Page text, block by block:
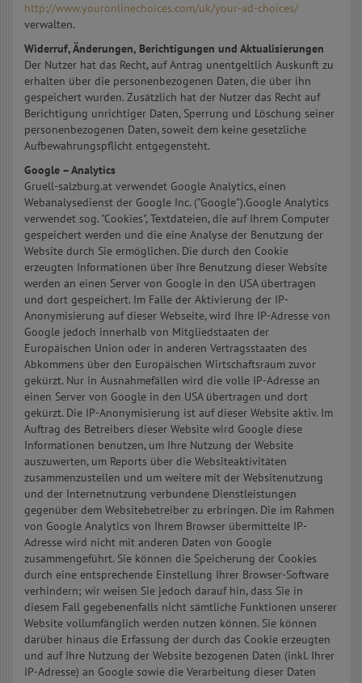
http://www.youronlinechoices.com/uk/your-ad-choices/
verwalten.
Widerruf, Änderungen, Berichtigungen und Aktualisierungen
Der Nutzer hat das Recht, auf Antrag unentgeltlich Auskunft zu
erhalten über die personenbezogenen Daten, die über ihn
gespeichert wurden. Zusätzlich hat der Nutzer das Recht auf
Berichtigung unrichtiger Daten, Sperrung und Löschung seiner
personenbezogenen Daten, soweit dem keine gesetzliche
Aufbewahrungspflicht entgegensteht.
Google – Analytics
Gruell-salzburg.at verwendet Google Analytics, einen
Webanalysedienst der Google Inc. ("Google").Google Analytics
verwendet sog. "Cookies", Textdateien, die auf Ihrem Computer
gespeichert werden und die eine Analyse der Benutzung der
Website durch Sie ermöglichen. Die durch den Cookie
erzeugten Informationen über Ihre Benutzung dieser Website
werden an einen Server von Google in den USA übertragen
und dort gespeichert. Im Falle der Aktivierung der IP-
Anonymisierung auf dieser Webseite, wird Ihre IP-Adresse von
Google jedoch innerhalb von Mitgliedstaaten der
Europäischen Union oder in anderen Vertragsstaaten des
Abkommens über den Europäischen Wirtschaftsraum zuvor
gekürzt. Nur in Ausnahmefällen wird die volle IP-Adresse an
einen Server von Google in den USA übertragen und dort
gekürzt. Die IP-Anonymisierung ist auf dieser Website aktiv. Im
Auftrag des Betreibers dieser Website wird Google diese
Informationen benutzen, um Ihre Nutzung der Website
auszuwerten, um Reports über die Websiteaktivitäten
zusammenzustellen und um weitere mit der Websitenutzung
und der Internetnutzung verbundene Dienstleistungen
gegenüber dem Websitebetreiber zu erbringen. Die im Rahmen
von Google Analytics von Ihrem Browser übermittelte IP-
Adresse wird nicht mit anderen Daten von Google
zusammengeführt. Sie können die Speicherung der Cookies
durch eine entsprechende Einstellung Ihrer Browser-Software
verhindern; wir weisen Sie jedoch darauf hin, dass Sie in
diesem Fall gegebenenfalls nicht sämtliche Funktionen unserer
Website vollumfänglich werden nutzen können. Sie können
darüber hinaus die Erfassung der durch das Cookie erzeugten
und auf Ihre Nutzung der Website bezogenen Daten (inkl. Ihrer
IP-Adresse) an Google sowie die Verarbeitung dieser Daten